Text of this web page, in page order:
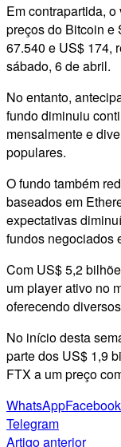
Em contrapartida,
preços do Bitcoin e
67.540 e US$ 174,
sábado, 6 de abril.
No entanto,
fundo diminuiu
mensalmente e
populares.
O fundo também
baseados em
expectativas
fundos negociados
Com US$ 5,2
um player ativo no
oferecendo
No início desta
parte dos US$ 1,9
FTX a um preço
WhatsAppFacebook
Telegram
Artigo anterior